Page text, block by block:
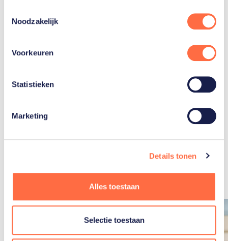
Noodzakelijk
Voorkeuren
Statistieken
Marketing
Details tonen
Alles toestaan
Selectie toestaan